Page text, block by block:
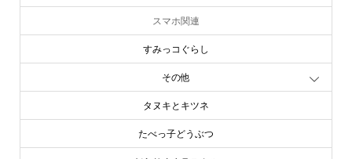
スマホ関連
すみっコぐらし
その他
タヌキとキツネ
たべっ子どうぶつ